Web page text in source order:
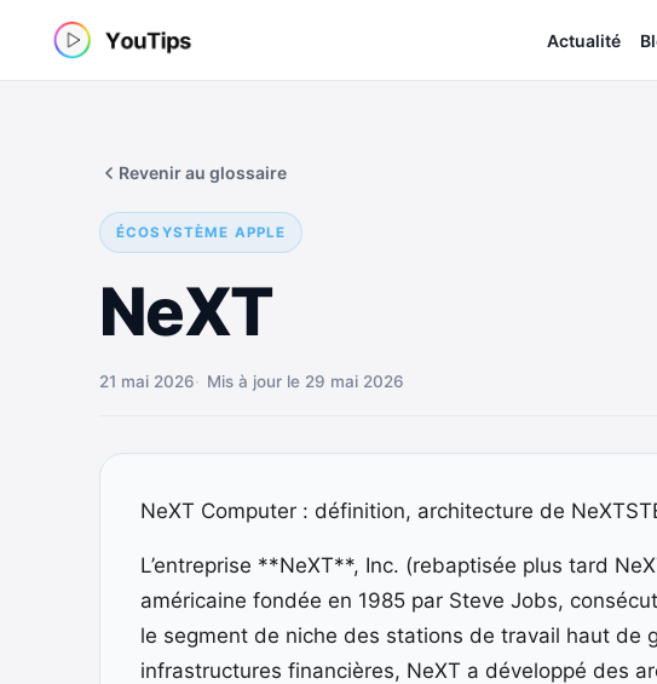
Actualité
ÉCOSYSTÈME APPLE
NeXT
Revenir au glossaire
21 mai 2026 Mis à jour le 29 mai 2026
NeXT Computer : définition, architecture de
L’entreprise **NeXT**, Inc. (rebaptisée plus tard
américaine fondée en 1985 par Steve Jobs,
le segment de niche des stations de travail haut de
infrastructures financières, NeXT a développé des